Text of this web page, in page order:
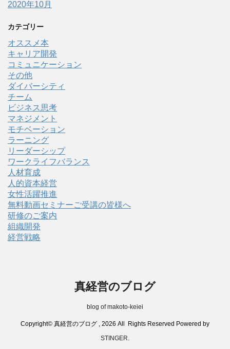
2020年10月
カテゴリー
オススメ本
キャリア開発
コミュニケーション
その他
ダイバーシティ
チーム
ビジネス思考
マネジメント
モチベーション
ラーニング
リーダーシップ
ワークライフバランス
人材育成
人的資本経営
女性活躍推進
無料動画セミナーご受講の皆様へ
研修のご案内
組織開発
経営戦略
真経営のブログ
blog of makoto-keiei
Copyright© 真経営のブログ , 2026 All Rights Reserved Powered by
STINGER.